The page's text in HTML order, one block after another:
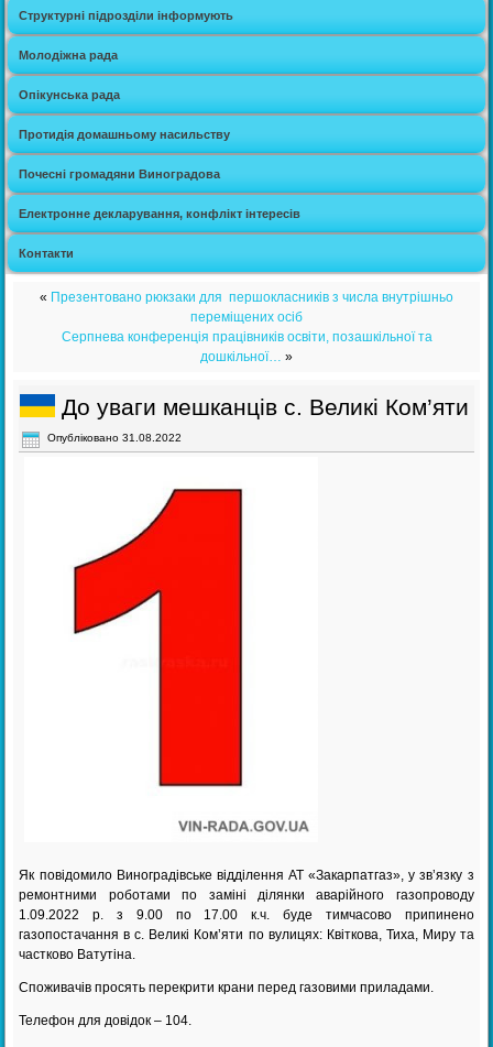
Структурні підрозділи інформують
Молодіжна рада
Опікунська рада
Протидія домашньому насильству
Почесні громадяни Виноградова
Електронне декларування, конфлікт інтересів
Контакти
« Презентовано рюкзаки для першокласників з числа внутрішньо
переміщених осіб
Серпнева конференція працівників освіти, позашкільної та
дошкільної… »
До уваги мешканців с. Великі Ком’яти
Опубліковано 31.08.2022
Як повідомило Виноградівське відділення АТ «Закарпатгаз», у зв’язку з
ремонтними роботами по заміні ділянки аварійного газопроводу
1.09.2022 р. з 9.00 по 17.00 к.ч. буде тимчасово припинено
газопостачання в с. Великі Ком’яти по вулицях: Квіткова, Тиха, Миру та
частково Ватутіна.
Споживачів просять перекрити крани перед газовими приладами.
Телефон для довідок – 104.